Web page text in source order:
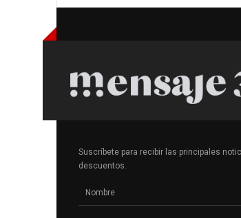
Suscríbete para recibir las principales
descuentos.